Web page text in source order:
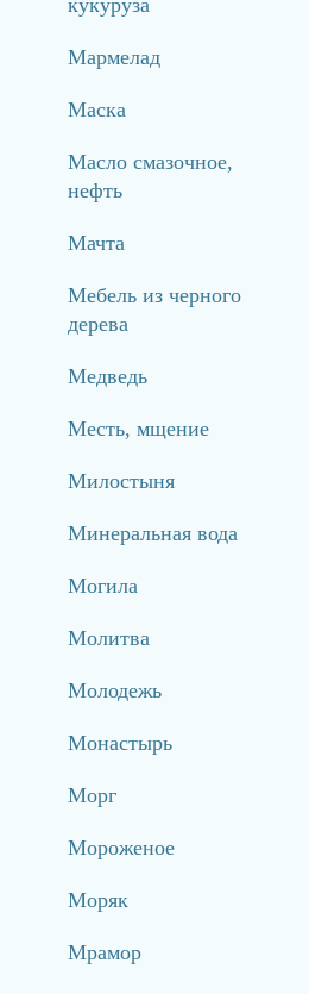
Мармелад
Маска
Масло смазочное,
нефть
Мачта
Мебель из черного
дерева
Медведь
Месть, мщение
Милостыня
Минеральная вода
Могила
Молитва
Молодежь
Монастырь
Морг
Мороженое
Моряк
Мрамор